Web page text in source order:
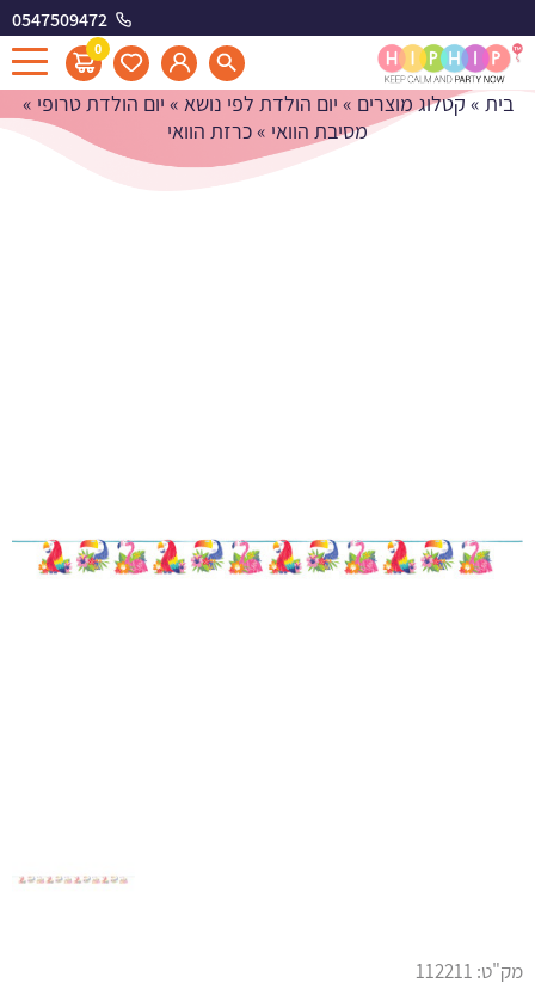
0547509472
0 כרזת הוואי
בית » קטלוג מוצרים » יום הולדת לפי נושא » יום הולדת טרופי »
מסיבת הוואי »כרזת הוואי
מק"ט: 112211